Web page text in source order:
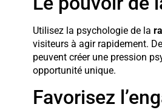
Utilisez la psychologie de la
visiteurs à agir rapidement.
peuvent créer une pression
opportunité unique.
Favorisez